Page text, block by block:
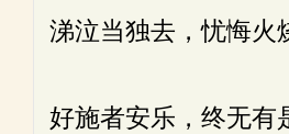
涕泣当独去，忧悔火
好施者安乐，终无有